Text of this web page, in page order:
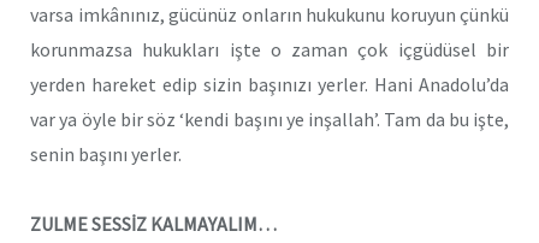
varsa imkânınız, gücünüz onların hukukunu koruyun çünkü
korunmazsa hukukları işte o zaman çok içgüdüsel bir
yerden hareket edip sizin başınızı yerler. Hani Anadolu’da
var ya öyle bir söz ‘kendi başını ye inşallah’. Tam da bu işte,
senin başını yerler.
ZULME SESSİZ KALMAYALIM…